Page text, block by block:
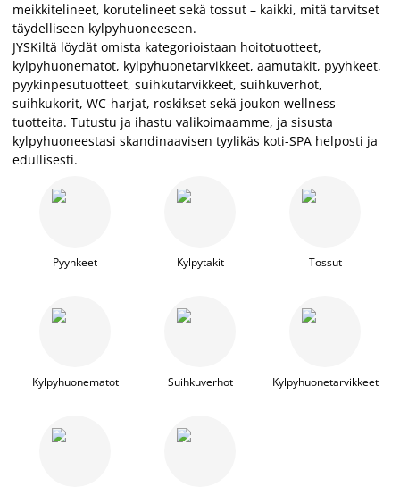
meikkitelineet, korutelineet sekä tossut – kaikki, mitä tarvitset
täydelliseen kylpyhuoneeseen.
JYSKiltä löydät omista kategorioistaan hoitotuotteet,
kylpyhuonematot, kylpyhuonetarvikkeet, aamutakit, pyyhkeet,
pyykinpesutuotteet, suihkutarvikkeet, suihkuverhot,
suihkukorit, WC-harjat, roskikset sekä joukon wellness-
tuotteita. Tutustu ja ihastu valikoimaamme, ja sisusta
kylpyhuoneestasi skandinaavisen tyylikäs koti-SPA helposti ja
edullisesti.
Pyyhkeet Kylpytakit Tossut
Kylpyhuonematot Suihkuverhot Kylpyhuonetarvikkeet